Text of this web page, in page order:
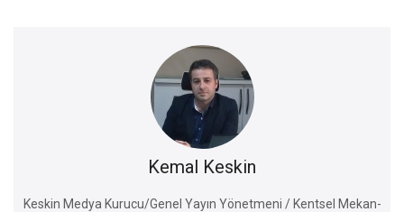
Kemal Keskin
Keskin Medya Kurucu/Genel Yayın Yönetmeni / Kentsel Mekan-